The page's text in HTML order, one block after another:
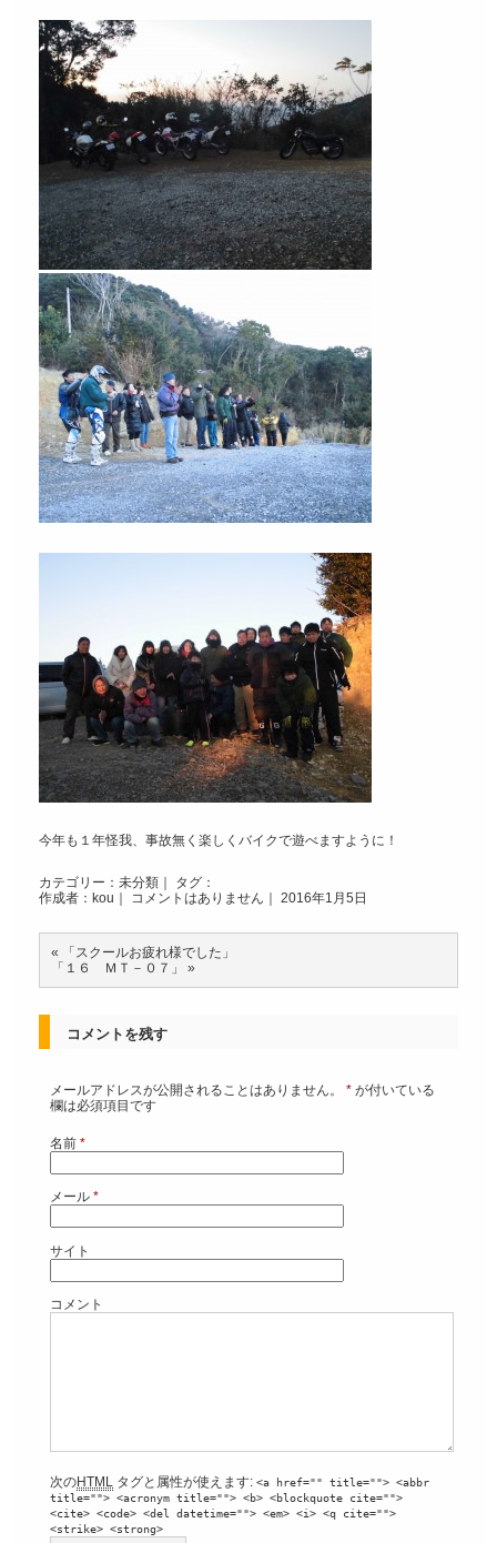
今年も１年怪我、事故無く楽しくバイクで遊べますように！
カテゴリー： 未分類 ｜ タグ：
作成者：kou｜ コメントはありません ｜ 2016年1月5日
«
「スクールお疲れ様でした」
「１６ ＭＴ－０７」
»
コメントを残す
メールアドレスが公開されることはありません。 * が付いている
欄は必須項目です
名前 *
メール *
サイト
コメント
次のHTML タグと属性が使えます: <a href="" title=""> <abbr
title=""> <acronym title=""> <b> <blockquote cite="">
<cite> <code> <del datetime=""> <em> <i> <q cite="">
<strike> <strong>